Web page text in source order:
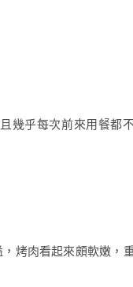
幾乎每次前來用餐都
烤肉看起來頗軟嫩，